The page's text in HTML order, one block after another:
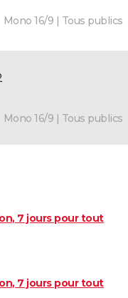
Mono 16/9 | Tous publics
Mono 16/9 | Tous publics
7 jours pour tout
7 jours pour tout